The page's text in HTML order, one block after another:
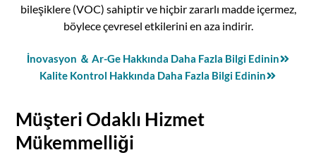
İnovasyon ＆ Ar-Ge Hakkında Daha Fazla Bilgi Edinin
bileşiklere (VOC) sahiptir ve hiçbir zararlı madde içermez,
böylece çevresel etkilerini en aza indirir.
Kalite Kontrol Hakkında Daha Fazla Bilgi Edinin
Müşteri Odaklı Hizmet
Mükemmelliği